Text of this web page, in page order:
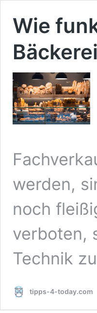
Wie
werden,
noch
verboten,
Technik
tipps-4-today.com